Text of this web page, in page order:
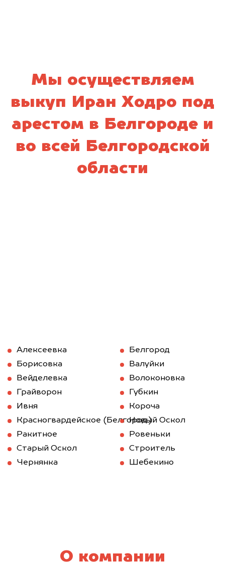
Мы осуществляем
выкуп Иран Ходро под
арестом в Белгороде и
во всей Белгородской
области
Алексеевка
Белгород
Борисовка
Валуйки
Вейделевка
Волоконовка
Грайворон
Губкин
Ивня
Короча
Красногвардейское (Белгород.)Новый Оскол
Ракитное
Ровеньки
Старый Оскол
Строитель
Чернянка
Шебекино
О компании